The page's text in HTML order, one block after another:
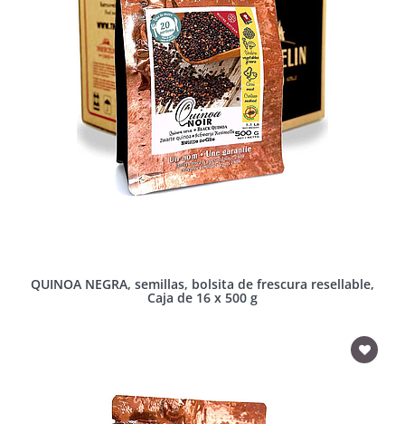
QUINOA NEGRA, semillas, bolsita de frescura resellable,
Caja de 16 x 500 g